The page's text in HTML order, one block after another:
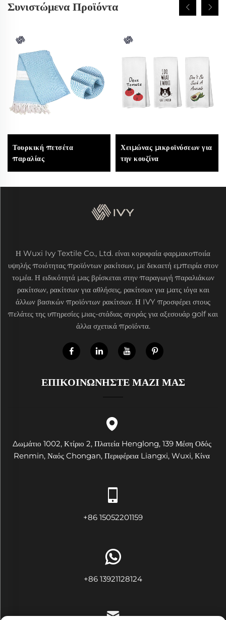
Συνιστώμενα Προϊόντα
Τουρκική πετσέτα
παραλίας
Χειμώνας μικροϊνύσεων για
την κουζίνα
Η Wuxi Ivy Textile Co., Ltd. είναι κορυφαία φαρμακοποιία
υψηλής ποιότητας προϊόντων ρακίτσων, με δεκαετή εμπειρία στον
τομέα. Η ειδικότητά μας βρίσκεται στην παραγωγή παραλιάκων
ρακίτσων, ρακίτσων για αθλήσεις, ρακίτσων για ματς ιόγα και
άλλων βασικών προϊόντων ρακίτσων. Η IVY προσφέρει στους
πελάτες της υπηρεσίες μιας-στάδιας αγοράς για αξεσουάρ golf και
άλλα σχετικά προϊόντα.
ΕΠΙΚΟΙΝΩΝΗΣΤΕ ΜΑΖΙ ΜΑΣ
Δωμάτιο 1002, Κτίριο 2, Πλατεία Henglong, 139 Μέση Οδός
Renmin, Ναός Chongan, Περιφέρεια Liangxi, Wuxi, Κίνα
+86 15052201159
+86 13921128124